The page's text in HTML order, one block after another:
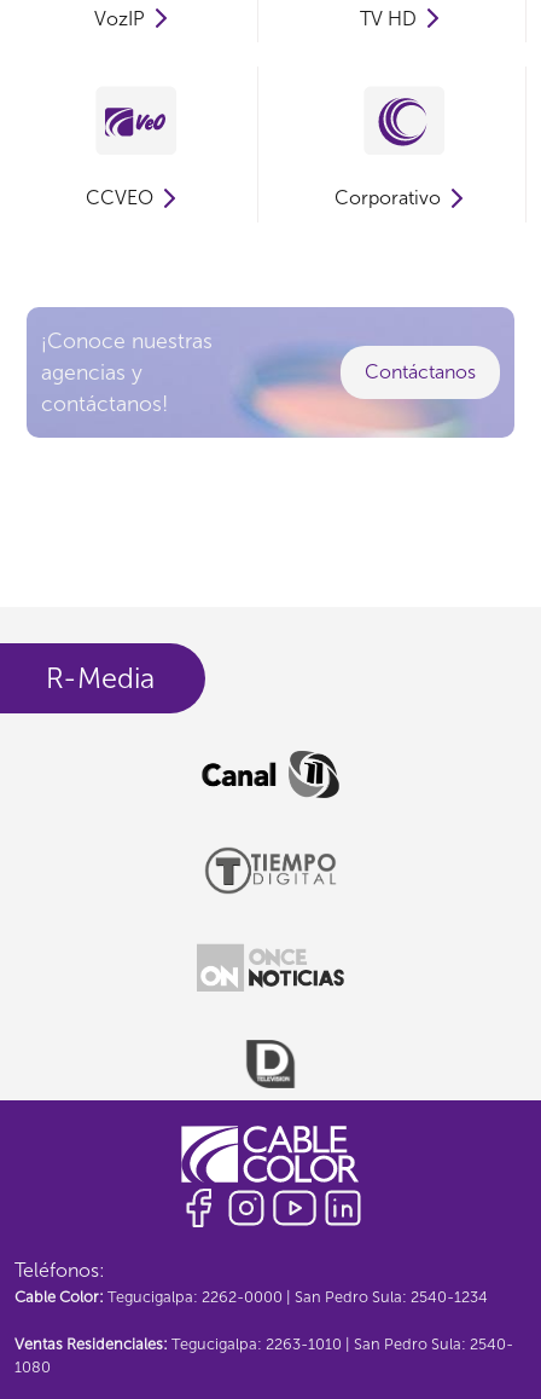
VozIP TV HD
CCVEO Corporativo
¡Conoce nuestras
agencias y
contáctanos!
Contáctanos
R-Media
Teléfonos:
Cable Color: Tegucigalpa: 2262-0000 | San Pedro Sula: 2540-1234
Ventas Residenciales: Tegucigalpa: 2263-1010 | San Pedro Sula: 2540-
1080